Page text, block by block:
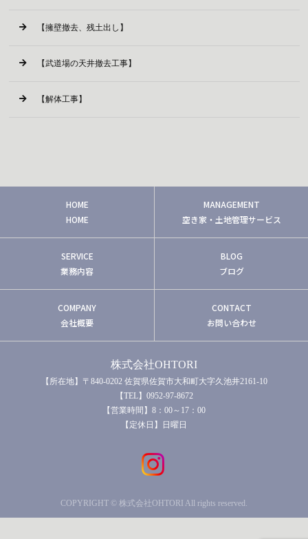
【擁壁撤去、残土出し】
【武道場の天井撤去工事】
【解体工事】
HOME
HOME
MANAGEMENT
空き家・土地管理サービス
SERVICE
業務内容
BLOG
ブログ
COMPANY
会社概要
CONTACT
お問い合わせ
株式会社OHTORI
【所在地】〒840-0202 佐賀県佐賀市大和町大字久池井2161-10
【TEL】0952-97-8672
【営業時間】8：00～17：00
【定休日】日曜日
COPYRIGHT © 株式会社OHTORI All rights reserved.